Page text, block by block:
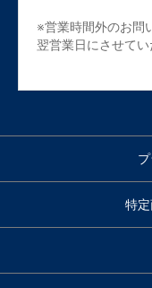
※営業時間外のお問
翌営業日にさせてい
特